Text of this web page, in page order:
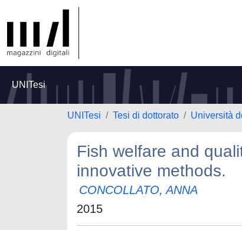
UNITesi
UNITesi Tesi di dottorato Università
Fish welfare and
innovative methods.
CONCOLLATO, ANNA
2015